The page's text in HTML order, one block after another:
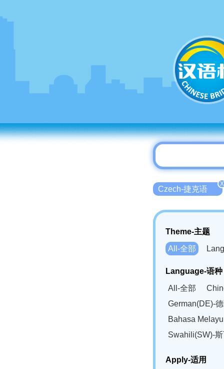
Czech-捷克语
X
Theme-主题
All-全部
Language-语种
All-全部
German(DE)-
Bahasa
Swahili(SW)-
Apply-适用